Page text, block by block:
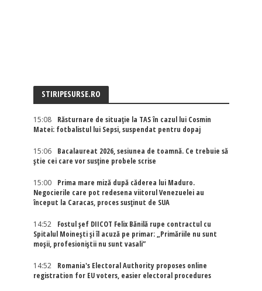
STIRIPESURSE.RO
15:08
Răsturnare de situație la TAS în cazul lui Cosmin
Matei: fotbalistul lui Sepsi, suspendat pentru dopaj
15:06
Bacalaureat 2026, sesiunea de toamnă. Ce trebuie să
știe cei care vor susține probele scrise
15:00
Prima mare miză după căderea lui Maduro.
Negocierile care pot redesena viitorul Venezuelei au
început la Caracas, proces susținut de SUA
14:52
Fostul șef DIICOT Felix Bănilă rupe contractul cu
Spitalul Moinești și îl acuză pe primar: „Primăriile nu sunt
moșii, profesioniștii nu sunt vasali”
14:52
Romania's Electoral Authority proposes online
registration for EU voters, easier electoral procedures